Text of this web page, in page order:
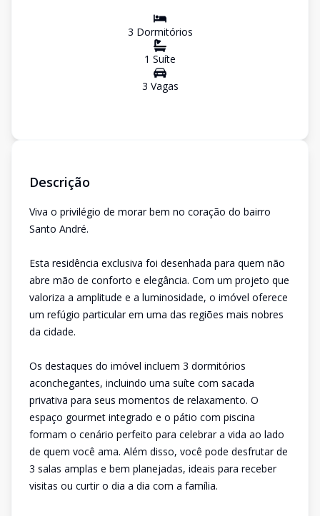
3 Dormitórios
1 Suíte
3 Vagas
Descrição
Viva o privilégio de morar bem no coração do bairro
Santo André.
Esta residência exclusiva foi desenhada para quem não
abre mão de conforto e elegância. Com um projeto que
valoriza a amplitude e a luminosidade, o imóvel oferece
um refúgio particular em uma das regiões mais nobres
da cidade.
Os destaques do imóvel incluem 3 dormitórios
aconchegantes, incluindo uma suíte com sacada
privativa para seus momentos de relaxamento. O
espaço gourmet integrado e o pátio com piscina
formam o cenário perfeito para celebrar a vida ao lado
de quem você ama. Além disso, você pode desfrutar de
3 salas amplas e bem planejadas, ideais para receber
visitas ou curtir o dia a dia com a família.